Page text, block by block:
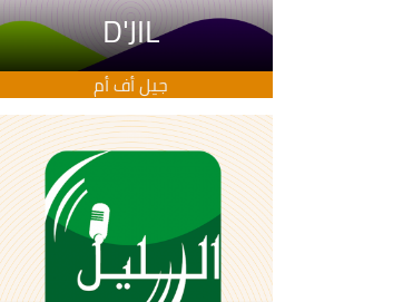
D'JIL
جيل أف أم